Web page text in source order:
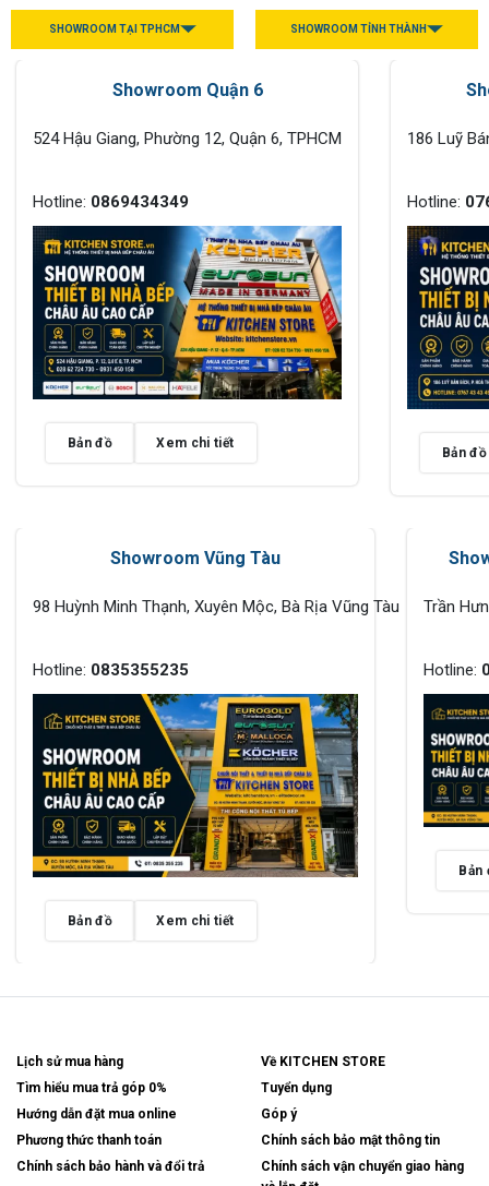
SHOWROOM TẠI TPHCM SHOWROOM TỈNH THÀNH
Showroom Quận 6
524 Hậu Giang, Phường 12, Quận 6, TPHCM
Hotline: 0869434349
Bản đồ Xem chi tiết
186 Luỹ
Hotline:
Bản đồ
Showroom Vũng Tàu
98 Huỳnh Minh Thạnh, Xuyên Mộc, Bà Rịa Vũng Tàu
Hotline: 0835355235
Bản đồ Xem chi tiết
Trần
Hotline:
Bản
Lịch sử mua hàng
Tìm hiểu mua trả góp 0%
Hướng dẫn đặt mua online
Phương thức thanh toán
Chính sách bảo hành và đổi trả
Về KITCHEN STORE
Tuyển dụng
Góp ý
Chính sách bảo mật thông tin
Chính sách vận chuyển giao hàng